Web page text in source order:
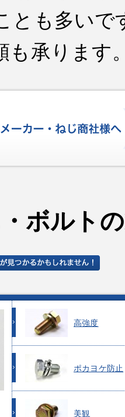
とも多い
も承ります
ボルト
高強度
ポカヨケ防止
美観